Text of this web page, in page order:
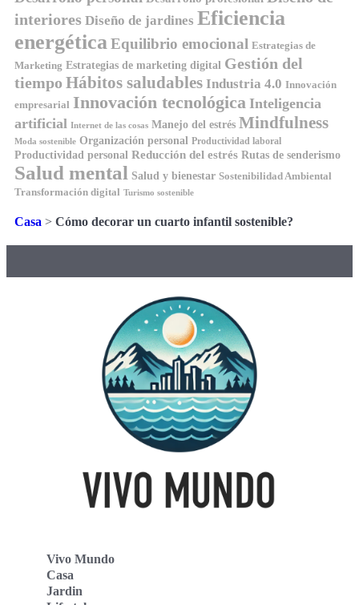
interiores Diseño de jardines Eficiencia
energéticaEquilibrio emocional Estrategias de
Marketing Estrategias de marketing digital Gestión del
tiempo Hábitos saludables Industria 4.0 Innovación
empresarial Innovación tecnológica Inteligencia
artificial Internet de las cosas Manejo del estrés Mindfulness
Moda sostenible Organización personal Productividad laboral
Productividad personal Reducción del estrés Rutas de senderismo
Salud mental Salud y bienestar Sostenibilidad Ambiental
Transformación digital
Turismo sostenible
Casa > Cómo decorar un cuarto infantil sostenible?
Vivo Mundo
Casa
Jardin